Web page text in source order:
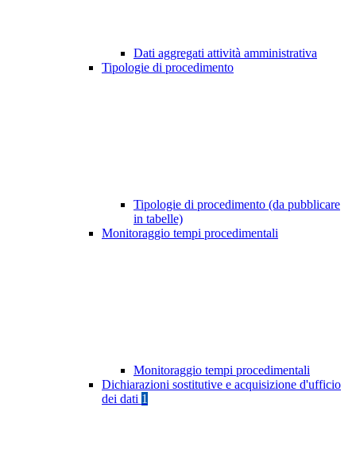
Dati aggregati attività amministrativa
Tipologie di procedimento
Tipologie di procedimento (da pubblicare
in tabelle)
Monitoraggio tempi procedimentali
Monitoraggio tempi procedimentali
Dichiarazioni sostitutive e acquisizione d'ufficio
dei dati 1